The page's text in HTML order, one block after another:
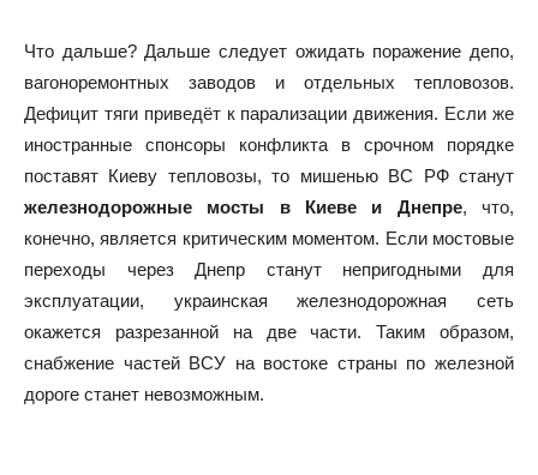
Что дальше? Дальше следует ожидать поражение депо,
вагоноремонтных заводов и отдельных тепловозов.
Дефицит тяги приведёт к парализации движения. Если же
иностранные спонсоры конфликта в срочном порядке
поставят Киеву тепловозы, то мишенью ВС РФ станут
железнодорожные мосты в Киеве и Днепре, что,
конечно, является критическим моментом. Если мостовые
переходы через Днепр станут непригодными для
эксплуатации, украинская железнодорожная сеть
окажется разрезанной на две части. Таким образом,
снабжение частей ВСУ на востоке страны по железной
дороге станет невозможным.